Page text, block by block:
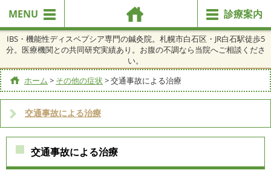
MENU 診療案内
IBS・機能性ディスペプシア専門の鍼灸院。札幌市白石区・JR白石駅徒歩5
分。医療機関との共同研究実績あり。お腹の不調なら当院へご相談くださ
い。
ホーム > その他の症状 >交通事故による治療
交通事故による治療
交通事故による治療